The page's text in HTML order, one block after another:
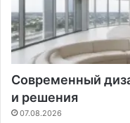
Современный
и решения
07.08.2026